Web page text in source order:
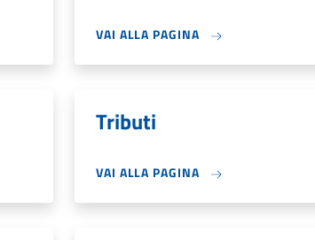
VAI ALLA PAGINA
Tributi
VAI ALLA PAGINA